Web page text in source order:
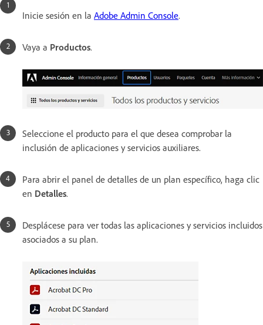
Inicie sesión en la Adobe Admin Console.
Vaya a Productos.
Seleccione el producto para el que desea comprobar la
inclusión de aplicaciones y servicios auxiliares.
Para abrir el panel de detalles de un plan específico, haga clic
en Detalles.
Desplácese para ver todas las aplicaciones y servicios incluidos
asociados a su plan.